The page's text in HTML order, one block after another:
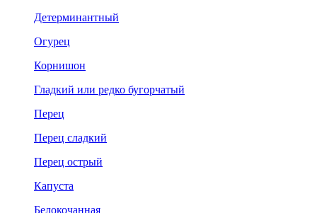
Детерминантный
Огурец
Корнишон
Гладкий или редко бугорчатый
Перец
Перец сладкий
Перец острый
Капуста
Белокочанная